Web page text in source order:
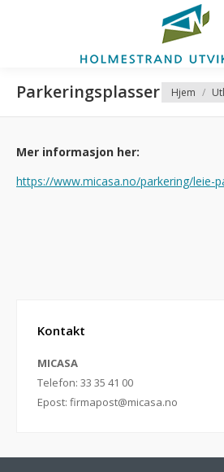
Parkeringsplasser You are
Hjem
Mer informasjon her:
https://www.micasa.no/parkering/leie-
Kontakt
MICASA
Telefon: 33 35 41 00
Epost: firmapost@micasa.no